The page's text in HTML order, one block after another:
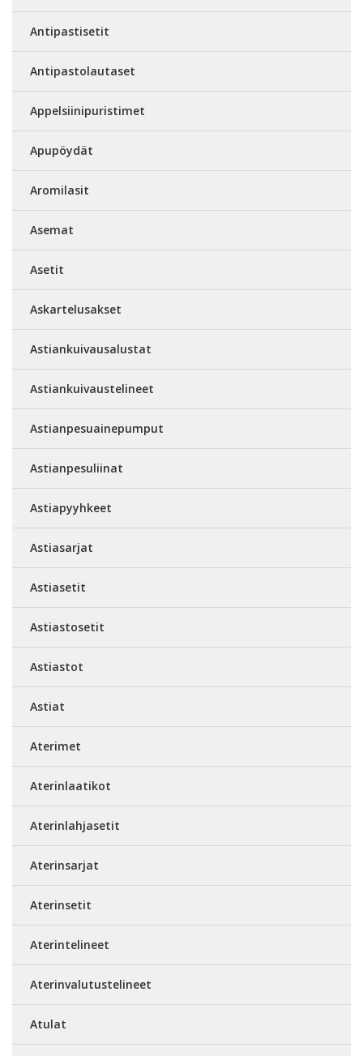
Antipastisetit
Antipastolautaset
Appelsiinipuristimet
Apupöydät
Aromilasit
Asemat
Asetit
Askartelusakset
Astiankuivausalustat
Astiankuivaustelineet
Astianpesuainepumput
Astianpesuliinat
Astiapyyhkeet
Astiasarjat
Astiasetit
Astiastosetit
Astiastot
Astiat
Aterimet
Aterinlaatikot
Aterinlahjasetit
Aterinsarjat
Aterinsetit
Aterintelineet
Aterinvalutustelineet
Atulat